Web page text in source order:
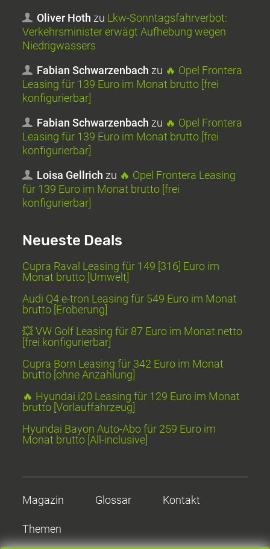
Oliver Hoth zu Lkw-Sonntagsfahrverbot:
Verkehrsminister erwägt Aufhebung wegen
Niedrigwassers
Fabian Schwarzenbach zu 🔥 Opel Frontera
Leasing für 139 Euro im Monat brutto [frei
konfigurierbar]
Fabian Schwarzenbach zu 🔥 Opel Frontera
Leasing für 139 Euro im Monat brutto [frei
konfigurierbar]
Loisa Gellrich zu 🔥 Opel Frontera Leasing
für 139 Euro im Monat brutto [frei
konfigurierbar]
Neueste Deals
Cupra Raval Leasing für 149 [316] Euro im
Monat brutto [Umwelt]
Audi Q4 e-tron Leasing für 549 Euro im Monat
brutto [Eroberung]
💥 VW Golf Leasing für 87 Euro im Monat netto
[frei konfigurierbar]
Cupra Born Leasing für 342 Euro im Monat
brutto [ohne Anzahlung]
🔥 Hyundai i20 Leasing für 129 Euro im Monat
brutto [Vorlauffahrzeug]
Hyundai Bayon Auto-Abo für 259 Euro im
Monat brutto [All-inclusive]
Magazin Glossar Kontakt
Themen